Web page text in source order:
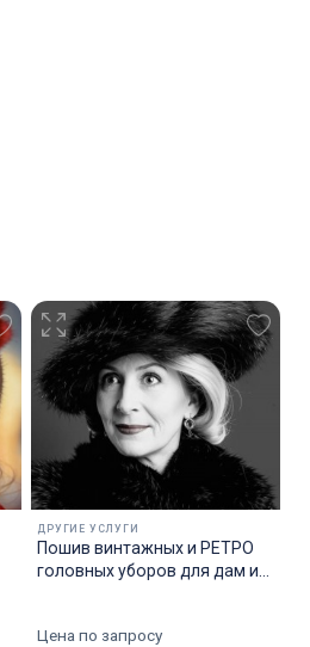
ДРУГИЕ УСЛУГИ
Пошив винтажных и РЕТРО
головных уборов для дам и
Цена по запросу